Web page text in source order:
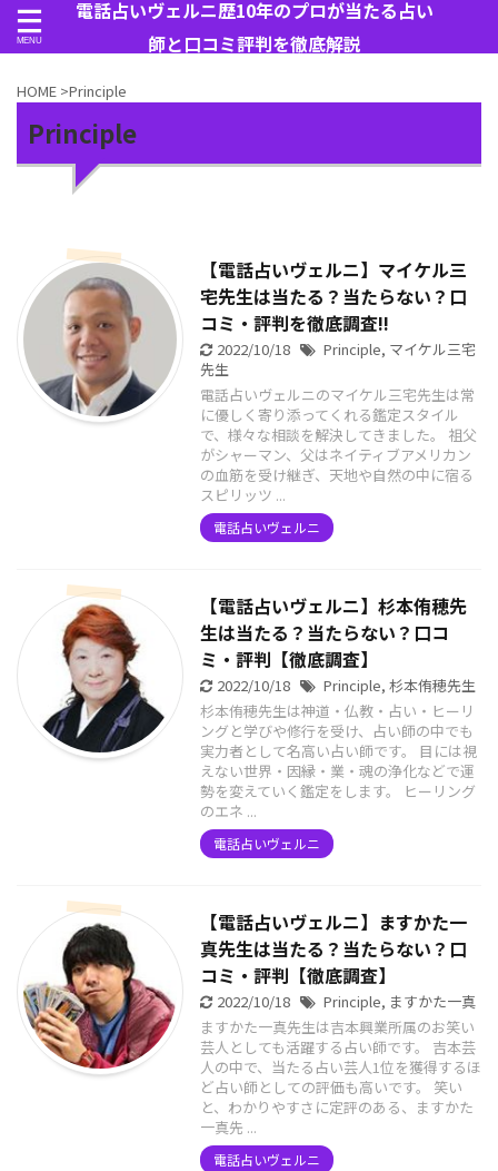
電話占いヴェルニ歴10年のプロが当たる占い
師と口コミ評判を徹底解説
HOME >Principle
Principle
【電話占いヴェルニ】マイケル三
宅先生は当たる？当たらない？口
コミ・評判を徹底調査!!
2022/10/18 Principle, マイケル三宅
先生
電話占いヴェルニのマイケル三宅先生は常
に優しく寄り添ってくれる鑑定スタイル
で、様々な相談を解決してきました。 祖父
がシャーマン、父はネイティブアメリカン
の血筋を受け継ぎ、天地や自然の中に宿る
スピリッツ ...
電話占いヴェルニ
【電話占いヴェルニ】杉本侑穂先
生は当たる？当たらない？口コ
ミ・評判【徹底調査】
2022/10/18 Principle, 杉本侑穂先生
杉本侑穂先生は神道・仏教・占い・ヒーリ
ングと学びや修行を受け、占い師の中でも
実力者として名高い占い師です。 目には視
えない世界・因縁・業・魂の浄化などで運
勢を変えていく鑑定をします。 ヒーリング
のエネ ...
電話占いヴェルニ
【電話占いヴェルニ】ますかた一
真先生は当たる？当たらない？口
コミ・評判【徹底調査】
2022/10/18 Principle, ますかた一真
ますかた一真先生は吉本興業所属のお笑い
芸人としても活躍する占い師です。 吉本芸
人の中で、当たる占い芸人1位を獲得するほ
ど占い師としての評価も高いです。 笑い
と、わかりやすさに定評のある、ますかた
一真先 ...
電話占いヴェルニ